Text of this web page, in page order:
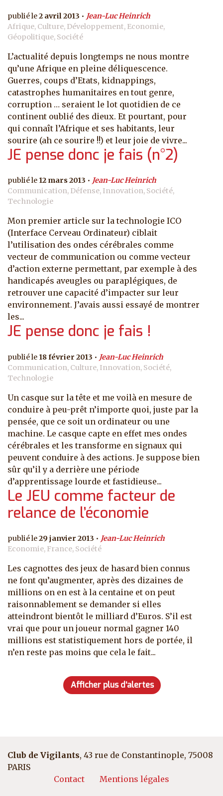
2 avril 2013
Jean-Luc Heinrich
Afrique, Culture, Développement, Economie,
Géopolitique, Société
L’actualité depuis longtemps ne nous montre
qu’une Afrique en pleine déliquescence.
Guerres, coups d’Etats, kidnappings,
catastrophes humanitaires en tout genre,
corruption … seraient le lot quotidien de ce
continent oublié des dieux. Et pourtant, pour
qui connaît l’Afrique et ses habitants, leur
sourire (ah ce sourire !!) et leur joie de vivre...
JE pense donc je fais (n°2)
12 mars 2013
Jean-Luc Heinrich
Communication, Défense, Innovation, Société,
Technologie
Mon premier article sur la technologie ICO
(Interface Cerveau Ordinateur) ciblait
l’utilisation des ondes cérébrales comme
vecteur de communication ou comme vecteur
d’action externe permettant, par exemple à des
handicapés aveugles ou paraplégiques, de
retrouver une capacité d’impacter sur leur
environnement. J’avais aussi essayé de montrer
les...
JE pense donc je fais !
18 février 2013
Jean-Luc Heinrich
Communication, Culture, Innovation, Société,
Technologie
Un casque sur la tête et me voilà en mesure de
conduire à peu-prêt n’importe quoi, juste par la
pensée, que ce soit un ordinateur ou une
machine. Le casque capte en effet mes ondes
cérébrales et les transforme en signaux qui
peuvent conduire à des actions. Je suppose bien
sûr qu’il y a derrière une période
d’apprentissage lourde et fastidieuse...
Le JEU comme facteur de
relance de l’économie
29 janvier 2013
Jean-Luc Heinrich
Economie, France, Société
Les cagnottes des jeux de hasard bien connus
ne font qu’augmenter, après des dizaines de
millions on en est à la centaine et on peut
raisonnablement se demander si elles
atteindront bientôt le milliard d’Euros. S’il est
vrai que pour un joueur normal gagner 140
millions est statistiquement hors de portée, il
n’en reste pas moins que cela le fait...
Afficher plus d'alertes
Club de Vigilants, 43 rue de Constantinople, 75008
PARIS
Pied de page
Contact Mentions légales